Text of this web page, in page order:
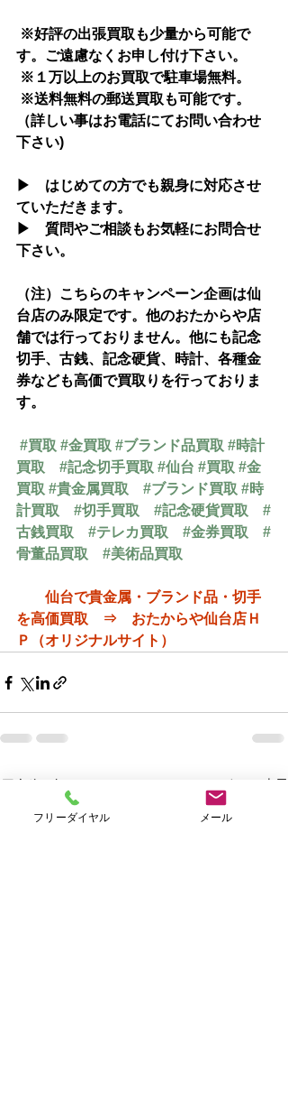
※好評の出張買取も少量から可能で
す。ご遠慮なくお申し付け下さい。
※１万以上のお買取で駐車場無料。
※送料無料の郵送買取も可能です。
（詳しい事はお電話にてお問い合わせ
下さい)
▶　はじめての方でも親身に対応させ
ていただきます。
▶　質問やご相談もお気軽にお問合せ
下さい。
（注）こちらのキャンペーン企画は仙
台店のみ限定です。他のおたからや店
舗では行っておりません。他にも記念
切手、古銭、記念硬貨、時計、各種金
券なども高価で買取りを行っておりま
す。
#買取 #金買取 #ブランド品買取 #時計
買取
#記念切手買取 #仙台 #買取 #金
買取 #貴金属買取 #ブランド買取 #時
計買取
#切手買取 #記念硬貨買取
#
古銭買取
#テレカ買取 #金券買取
#
骨董品買取
#美術品買取
仙台で貴金属・ブランド品・切手
を高価買取　⇒　おたからや仙台店Ｈ
Ｐ（オリジナルサイト）
すべて表示
フリーダイヤル メール